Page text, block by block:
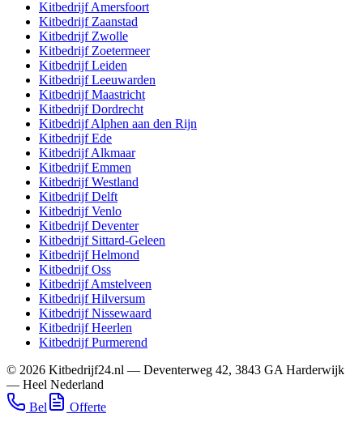
KitbedrijfAmersfoort
Kitbedrijf Zaanstad
Kitbedrijf Zwolle
Kitbedrijf Zoetermeer
KitbedrijfLeiden
KitbedrijfLeeuwarden
KitbedrijfMaastricht
KitbedrijfDordrecht
KitbedrijfAlphen aan den Rijn
KitbedrijfEde
KitbedrijfAlkmaar
KitbedrijfEmmen
KitbedrijfWestland
KitbedrijfDelft
KitbedrijfVenlo
KitbedrijfDeventer
Kitbedrijf Sittard-Geleen
KitbedrijfHelmond
KitbedrijfOss
KitbedrijfAmstelveen
KitbedrijfHilversum
KitbedrijfNissewaard
KitbedrijfHeerlen
KitbedrijfPurmerend
© 2026 Kitbedrijf24.nl — Deventerweg 42, 3843 GA Harderwijk
— Heel Nederland
Bel
Offerte